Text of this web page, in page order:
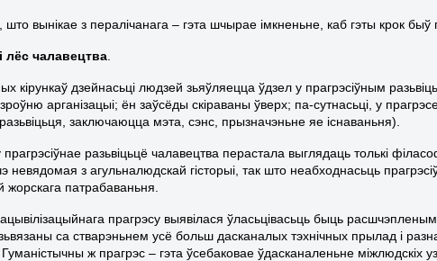
вынікае з пералічанага – гэта шчырае імкненьне, каб гэты крок быў
лёс чалавецтва
кірункаў дзейнасьці людзей зьяўляецца ўдзел у прагрэсіўным
арганізацыі; ён заўсёды скіраваны ўверх; па-сутнасьці, у
заключаюцца мэта, сэнс, прызначэньне яе існаваньня).
разьвіцьцё чалавецтва перастала выглядаць толькі
невядомая з агульналюдскай гісторыі, так што неабходнасьць
патрабаваньня.
прагрэсу выявілася ўласьцівасьць быць
са стварэньнем усё больш дасканалых тэхнічных прылад і
ж прагрэс – гэта ўсебаковае ўдасканаленьне міжлюдскіх